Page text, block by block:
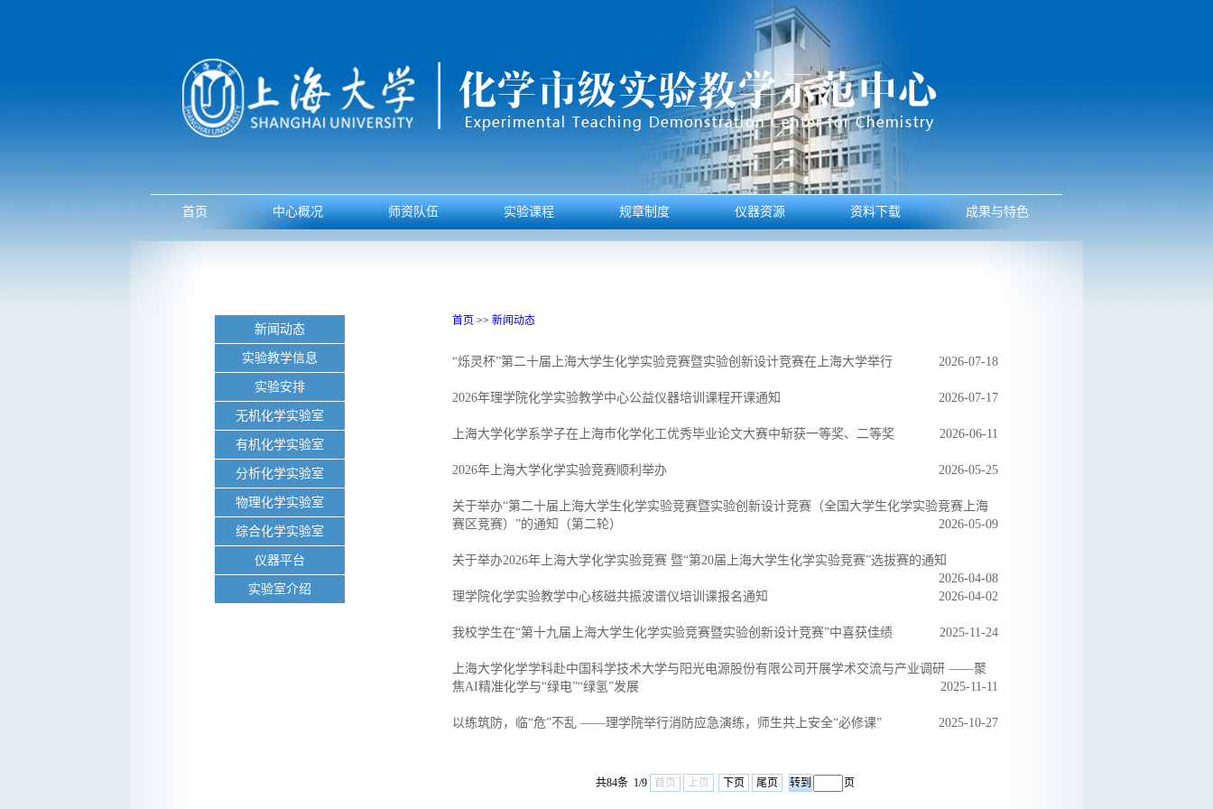
首页 中心概况 师资队伍 实验课程 规章制度 仪器资源 资料下载 成果与特色
新闻动态
实验教学信息
实验安排
无机化学实验室
有机化学实验室
分析化学实验室
物理化学实验室
综合化学实验室
仪器平台
实验室介绍
首页 >> 新闻动态
“烁灵杯”第二十届上海大学生化学实验竞赛暨实验创新设计竞赛在上海大学举行 2026-07-18
2026年理学院化学实验教学中心公益仪器培训课程开课通知 2026-07-17
上海大学化学系学子在上海市化学化工优秀毕业论文大赛中斩获一等奖、二等奖 2026-06-11
2026年上海大学化学实验竞赛顺利举办 2026-05-25
关于举办“第二十届上海大学生化学实验竞赛暨实验创新设计竞赛（全国大学生化学实验竞赛上海
赛区竞赛）”的通知（第二轮）
2026-05-09
关于举办2026年上海大学化学实验竞赛 暨“第20届上海大学生化学实验竞赛”选拔赛的通知
2026-04-08
理学院化学实验教学中心核磁共振波谱仪培训课报名通知
2026-04-02
我校学生在“第十九届上海大学生化学实验竞赛暨实验创新设计竞赛”中喜获佳绩 2025-11-24
上海大学化学学科赴中国科学技术大学与阳光电源股份有限公司开展学术交流与产业调研​​ ——聚
焦AI精准化学与“绿电”“绿氢”发展
2025-11-11
以练筑防，临“危”不乱 ——理学院举行消防应急演练，师生共上安全“必修课” 2025-10-27
共84条 1/9 首页 上页 下页 尾页 页